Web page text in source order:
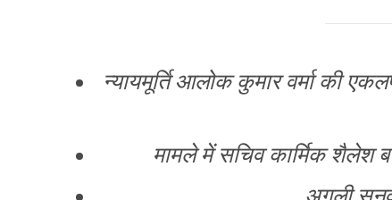
न्यायमूर्ति आलोक कुमार वर्मा की
मामले में सचिव कार्मिक शैलेश